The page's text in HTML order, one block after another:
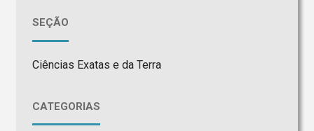
SEÇÃO
Ciências Exatas e da Terra
CATEGORIAS